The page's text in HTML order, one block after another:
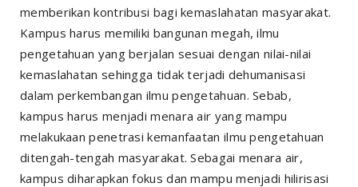
memberikan kontribusi bagi kemaslahatan masyarakat.
Kampus harus memiliki bangunan megah, ilmu
pengetahuan yang berjalan sesuai dengan nilai-nilai
kemaslahatan sehingga tidak terjadi dehumanisasi
dalam perkembangan ilmu pengetahuan. Sebab,
kampus harus menjadi menara air yang mampu
melakukaan penetrasi kemanfaatan ilmu pengetahuan
ditengah-tengah masyarakat. Sebagai menara air,
kampus diharapkan fokus dan mampu menjadi hilirisasi